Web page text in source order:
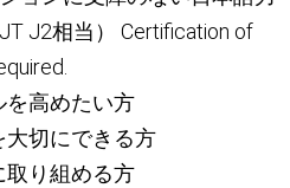
J2相当） Certification of
を高めたい方
大切にできる方
取り組める方